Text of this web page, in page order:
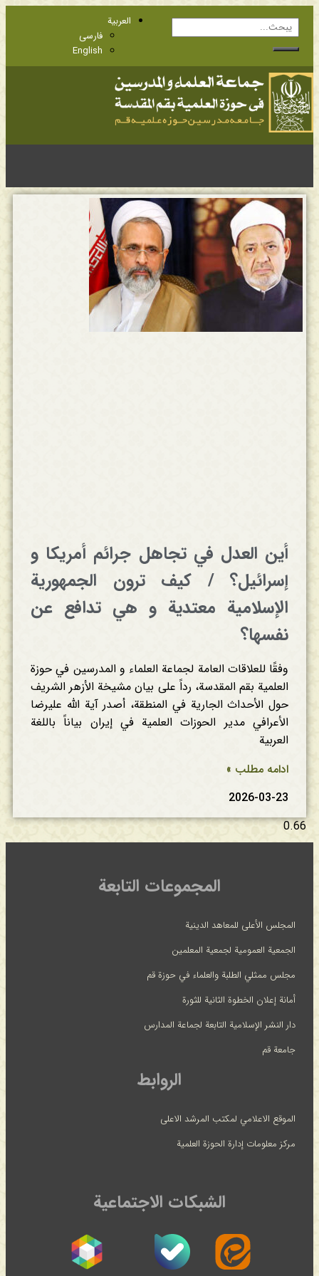
العربية
فارسی
English
أين العدل في تجاهل جرائم أمريكا و
إسرائيل؟ / كيف ترون الجمهورية
الإسلامية معتدية و هي تدافع عن
نفسها؟
وفقًا للعلاقات العامة لجماعة العلماء و المدرسين في حوزة
العلمیة بقم المقدسة، رداً على بيان مشيخة الأزهر الشريف
حول الأحداث الجارية في المنطقة، أصدر آية الله عليرضا
الأعرافي مدير الحوزات العلمية في إيران بياناً باللغة
العربية
ادامه مطلب »
2026-03-23
المجموعات التابعة
المجلس الأعلى للمعاهد الدينية
الجمعية العمومية لجمعية المعلمين
مجلس ممثلي الطلبة والعلماء في حوزة قم
أمانة إعلان الخطوة الثانية للثورة
دار النشر الإسلامية التابعة لجماعة المدارس
جامعة قم
الروابط
الموقع الاعلامي لمكتب المرشد الاعلى
مركز معلومات إدارة الحوزة العلمية
الشبكات الاجتماعية